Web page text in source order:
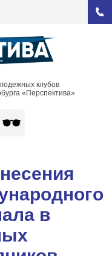
клубов
«Перспектива»
в